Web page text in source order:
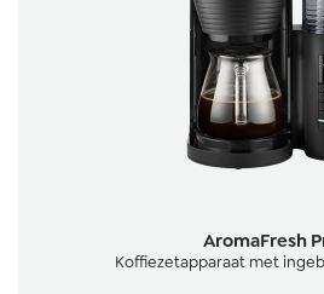
AromaFresh
Koffiezetapparaat met